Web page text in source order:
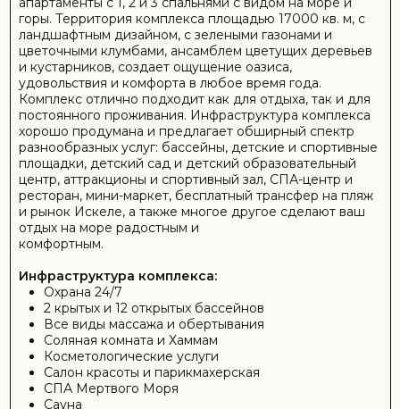
Оптика
Такси и аренда автомобилей
Продажа и прокат велосипедов
Магазин электроники
Автомойка
ПОДРОБНЕЕ